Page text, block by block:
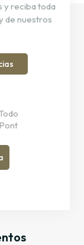
y reciba toda
de nuestros